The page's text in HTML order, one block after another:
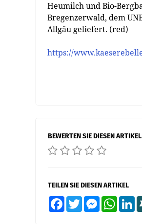
Heumilch und Bio-
Bregenzerwald, dem
Allgäu geliefert. (red)
https://
BEWERTEN SIE DIESEN ARTIKEL
TEILEN SIE DIESEN ARTIKEL
FacebookTwitter MessengerWhatsApp